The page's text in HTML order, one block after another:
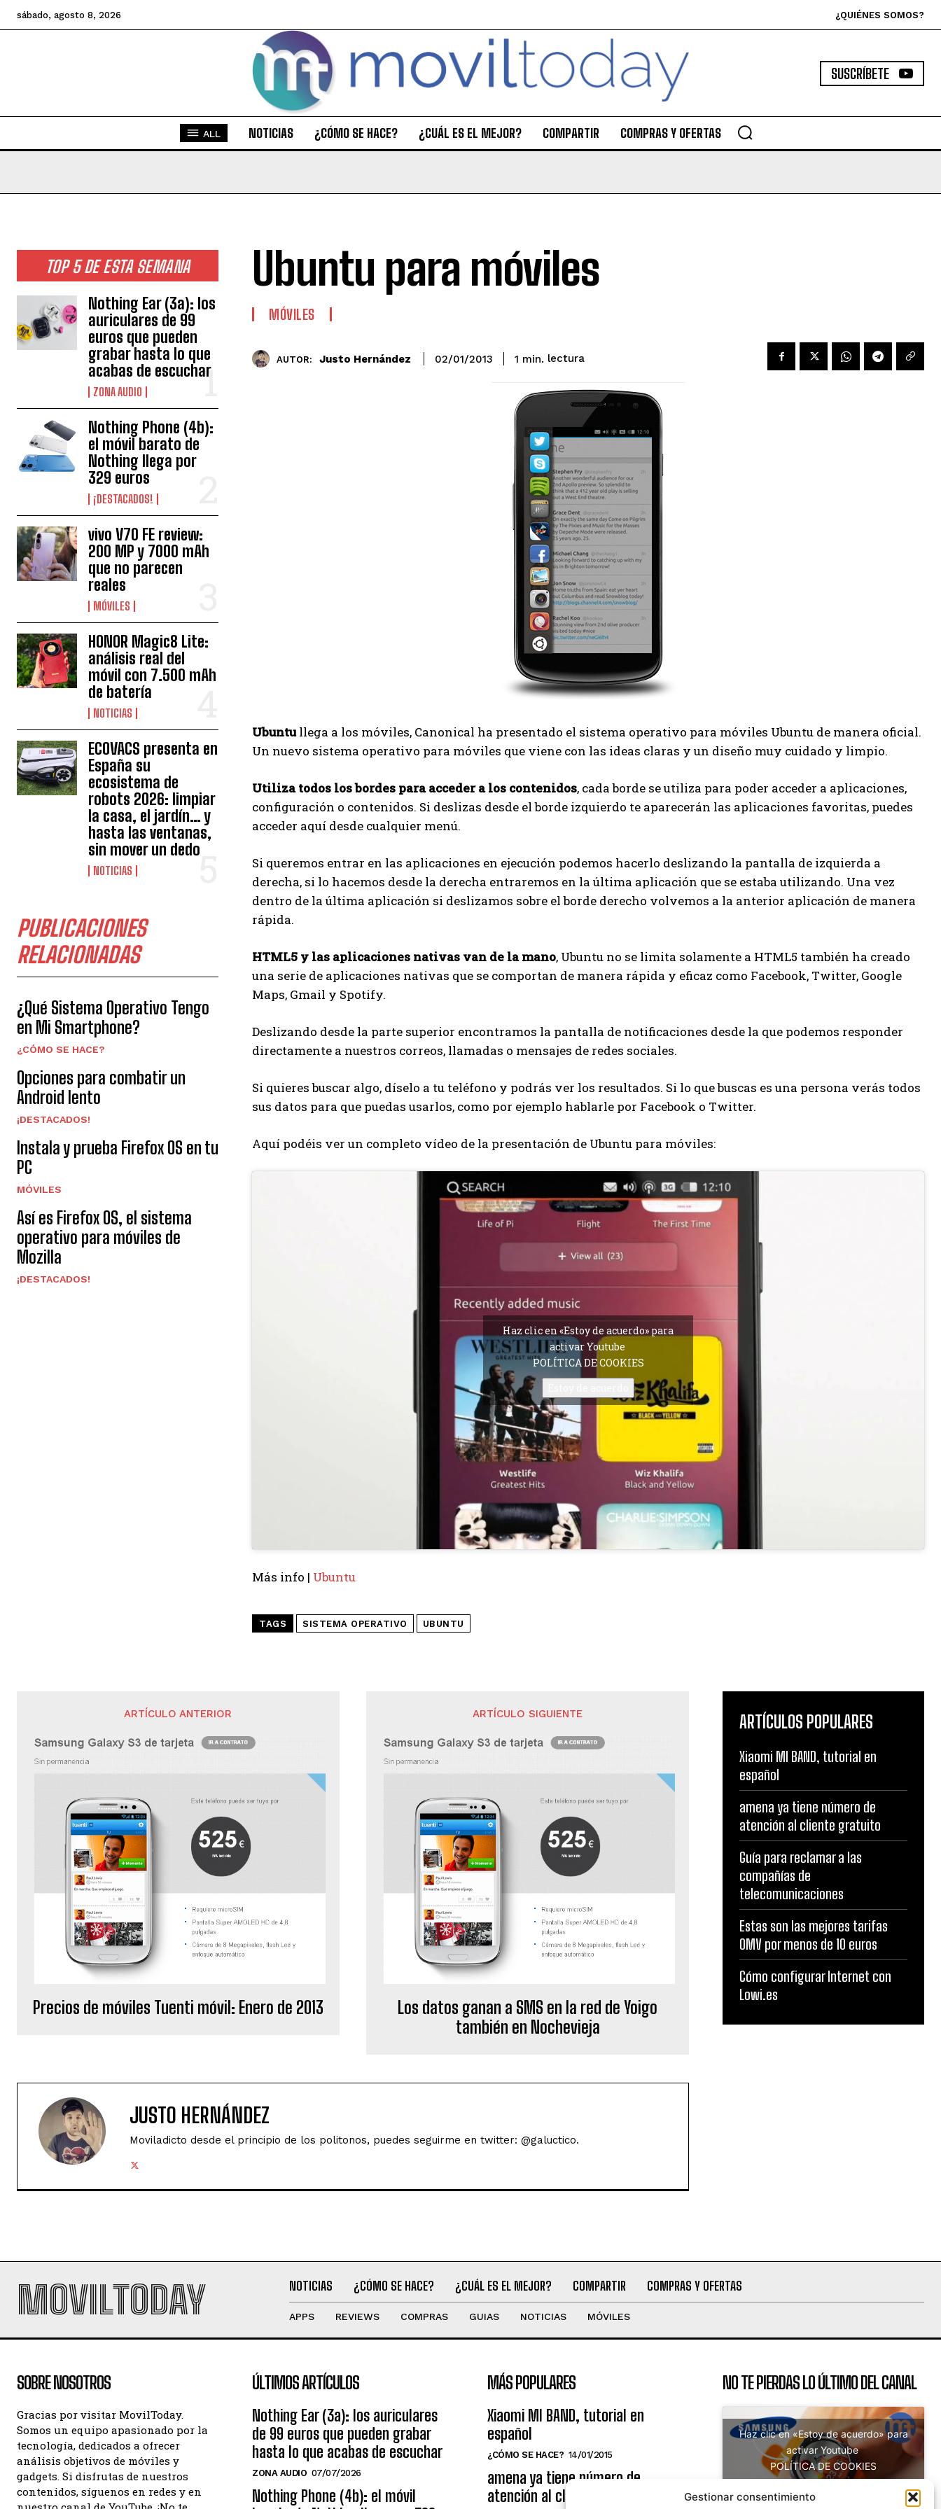
Gestionar consentimiento
sábado, agosto 8, 2026 ¿QUIÉNES SOMOS?
SUSCRÍBETE
ALL NOTICIAS ¿CÓMO SE HACE? ¿CUÁL ES EL MEJOR? COMPARTIR COMPRAS Y OFERTAS
TOP 5 DE ESTA SEMANA
Nothing Ear (3a): los
auriculares de 99
euros que pueden
grabar hasta lo que
acabas de escuchar
ZONA AUDIO
Nothing Phone (4b):
el móvil barato de
Nothing llega por
329 euros
¡DESTACADOS!
vivo V70 FE review:
200 MP y 7000 mAh
que no parecen
reales
MÓVILES
HONOR Magic8 Lite:
análisis real del
móvil con 7.500 mAh
de batería
NOTICIAS
ECOVACS presenta en
España su
ecosistema de
robots 2026: limpiar
la casa, el jardín… y
hasta las ventanas,
sin mover un dedo
NOTICIAS
PUBLICACIONES
RELACIONADAS
¿Qué Sistema Operativo Tengo
en Mi Smartphone?
¿CÓMO SE HACE?
Opciones para combatir un
Android lento
¡DESTACADOS!
Instala y prueba Firefox OS en tu
PC
MÓVILES
Así es Firefox OS, el sistema
operativo para móviles de
Mozilla
¡DESTACADOS!
Ubuntu para móviles
MÓVILES
AUTOR: Justo Hernández 02/01/2013 1 min. lectura
Ubuntullega a los móviles, Canonical ha presentado el sistema operativo para móviles Ubuntu de manera oficial.
Un nuevo sistema operativo para móviles que viene con las ideas claras y un diseño muy cuidado y limpio.
Utiliza todos los bordes para acceder a los contenidos, cada borde se utiliza para poder acceder a aplicaciones,
configuración o contenidos. Si deslizas desde el borde izquierdo te aparecerán las aplicaciones favoritas, puedes
acceder aquí desde cualquier menú.
Si queremos entrar en las aplicaciones en ejecución podemos hacerlo deslizando la pantalla de izquierda a
derecha, si lo hacemos desde la derecha entraremos en la última aplicación que se estaba utilizando. Una vez
dentro de la última aplicación si deslizamos sobre el borde derecho volvemos a la anterior aplicación de manera
rápida.
HTML5 y las aplicaciones nativas van de la mano, Ubuntu no se limita solamente a HTML5 también ha creado
una serie de aplicaciones nativas que se comportan de manera rápida y eficaz como Facebook, Twitter, Google
Maps, Gmail y Spotify.
Deslizando desde la parte superior encontramos la pantalla de notificaciones desde la que podemos responder
directamente a nuestros correos, llamadas o mensajes de redes sociales.
Si quieres buscar algo, díselo a tu teléfono y podrás ver los resultados. Si lo que buscas es una persona verás todos
sus datos para que puedas usarlos, como por ejemplo hablarle por Facebook o Twitter.
Aquí podéis ver un completo vídeo de la presentación de Ubuntu para móviles:
Haz clic en «Estoy de acuerdo» para
activar Youtube
POLÍTICA DE COOKIES
Más info | Ubuntu
TAGS SISTEMA OPERATIVO UBUNTU
ARTÍCULO ANTERIOR
Precios de móviles Tuenti móvil: Enero de 2013
ARTÍCULO SIGUIENTE
Los datos ganan a SMS en la red de Yoigo
también en Nochevieja
JUSTO HERNÁNDEZ
Moviladicto desde el principio de los politonos, puedes seguirme en twitter: @galuctico.
ARTÍCULOS POPULARES
Xiaomi MI BAND, tutorial en
español
amena ya tiene número de
atención al cliente gratuito
Guía para reclamar a las
compañías de
telecomunicaciones
Estas son las mejores tarifas
OMV por menos de 10 euros
Cómo configurar Internet con
Lowi.es
MOVILTODAY NOTICIAS ¿CÓMO SE HACE? ¿CUÁL ES EL MEJOR? COMPARTIR COMPRAS Y OFERTAS
APPS REVIEWS COMPRAS GUIAS NOTICIAS MÓVILES
SOBRE NOSOTROS
Gracias por visitar MovilToday.
Somos un equipo apasionado por la
tecnología, dedicados a ofrecer
análisis objetivos de móviles y
gadgets. Si disfrutas de nuestros
contenidos, síguenos en redes y en
ÚLTIMOS ARTÍCULOS
Nothing Ear (3a): los auriculares
de 99 euros que pueden grabar
hasta lo que acabas de escuchar
ZONA AUDIO 07/07/2026
Nothing Phone (4b): el móvil
MÁS POPULARES
Xiaomi MI BAND, tutorial en
español
¿CÓMO SE HACE? 14/01/2015
amena ya tiene número de
atención al cliente gratuito
NO TE PIERDAS LO ÚLTIMO DEL CANAL
Haz clic en «Estoy de acuerdo» para
activar Youtube
POLÍTICA DE COOKIES
Estoy de acuerdo